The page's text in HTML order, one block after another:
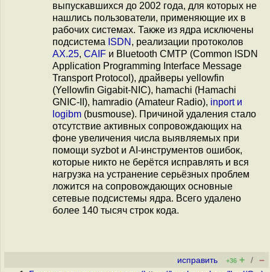
выпускавшихся до 2002 года, для которых не
нашлись пользователи, применяющие их в
рабочих системах. Также из ядра исключены
подсистема ISDN , реализации протоколов
AX.25, CAIF и Bluetooth CMTP (Common ISDN
Application Programming Interface Message
Transport Protocol), драйверы yellowfin
(Yellowfin Gigabit-NIC), hamachi (Hamachi
GNIC-II), hamradio (Amateur Radio), inport и
logibm (busmouse). Причиной удаления стало
отсутствие активных сопровождающих на
фоне увеличения числа выявляемых при
помощи syzbot и AI-инструментов ошибок,
которые никто не берётся исправлять и вся
нагрузка нa устранение серьёзных проблем
ложится на сопровождающих основные
сетевые подсистемы ядра. Всего удалено
более 140 тысяч строк кода.
исправить +36 + / –